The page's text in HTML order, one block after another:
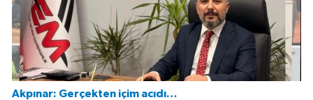
Akpınar: Gerçekten içim acıdı…